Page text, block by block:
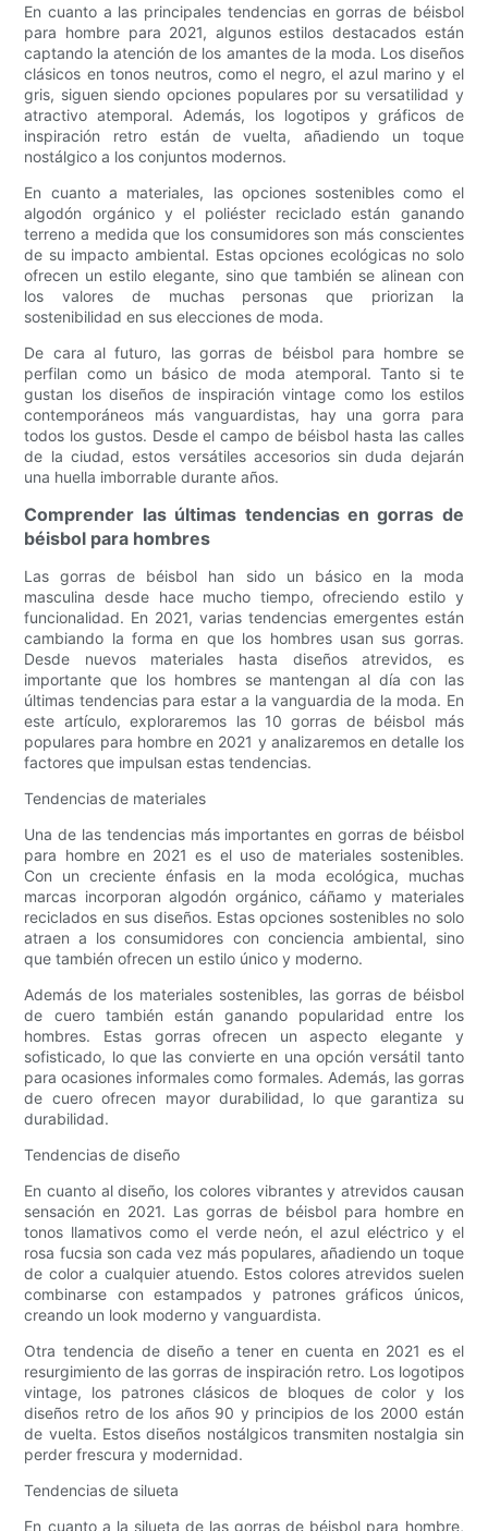
En cuanto a las principales tendencias en gorras de béisbol
para hombre para 2021, algunos estilos destacados están
captando la atención de los amantes de la moda. Los diseños
clásicos en tonos neutros, como el negro, el azul marino y el
gris, siguen siendo opciones populares por su versatilidad y
atractivo atemporal. Además, los logotipos y gráficos de
inspiración retro están de vuelta, añadiendo un toque
nostálgico a los conjuntos modernos.
En cuanto a materiales, las opciones sostenibles como el
algodón orgánico y el poliéster reciclado están ganando
terreno a medida que los consumidores son más conscientes
de su impacto ambiental. Estas opciones ecológicas no solo
ofrecen un estilo elegante, sino que también se alinean con
los valores de muchas personas que priorizan la
sostenibilidad en sus elecciones de moda.
De cara al futuro, las gorras de béisbol para hombre se
perfilan como un básico de moda atemporal. Tanto si te
gustan los diseños de inspiración vintage como los estilos
contemporáneos más vanguardistas, hay una gorra para
todos los gustos. Desde el campo de béisbol hasta las calles
de la ciudad, estos versátiles accesorios sin duda dejarán
una huella imborrable durante años.
Comprender las últimas tendencias en gorras de
béisbol para hombres
Las gorras de béisbol han sido un básico en la moda
masculina desde hace mucho tiempo, ofreciendo estilo y
funcionalidad. En 2021, varias tendencias emergentes están
cambiando la forma en que los hombres usan sus gorras.
Desde nuevos materiales hasta diseños atrevidos, es
importante que los hombres se mantengan al día con las
últimas tendencias para estar a la vanguardia de la moda. En
este artículo, exploraremos las 10 gorras de béisbol más
populares para hombre en 2021 y analizaremos en detalle los
factores que impulsan estas tendencias.
Tendencias de materiales
Una de las tendencias más importantes en gorras de béisbol
para hombre en 2021 es el uso de materiales sostenibles.
Con un creciente énfasis en la moda ecológica, muchas
marcas incorporan algodón orgánico, cáñamo y materiales
reciclados en sus diseños. Estas opciones sostenibles no solo
atraen a los consumidores con conciencia ambiental, sino
que también ofrecen un estilo único y moderno.
Además de los materiales sostenibles, las gorras de béisbol
de cuero también están ganando popularidad entre los
hombres. Estas gorras ofrecen un aspecto elegante y
sofisticado, lo que las convierte en una opción versátil tanto
para ocasiones informales como formales. Además, las gorras
de cuero ofrecen mayor durabilidad, lo que garantiza su
durabilidad.
Tendencias de diseño
En cuanto al diseño, los colores vibrantes y atrevidos causan
sensación en 2021. Las gorras de béisbol para hombre en
tonos llamativos como el verde neón, el azul eléctrico y el
rosa fucsia son cada vez más populares, añadiendo un toque
de color a cualquier atuendo. Estos colores atrevidos suelen
combinarse con estampados y patrones gráficos únicos,
creando un look moderno y vanguardista.
Otra tendencia de diseño a tener en cuenta en 2021 es el
resurgimiento de las gorras de inspiración retro. Los logotipos
vintage, los patrones clásicos de bloques de color y los
diseños retro de los años 90 y principios de los 2000 están
de vuelta. Estos diseños nostálgicos transmiten nostalgia sin
perder frescura y modernidad.
Tendencias de silueta
En cuanto a la silueta de las gorras de béisbol para hombre,